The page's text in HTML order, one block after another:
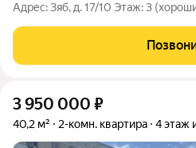
Адрес: Зяб, д. 17/10 Этаж: 3
квартира без чистовой отделки.
собственный ремонт
3 950 000 ₽
40,2 м² 2-комн. квартира 4 этаж